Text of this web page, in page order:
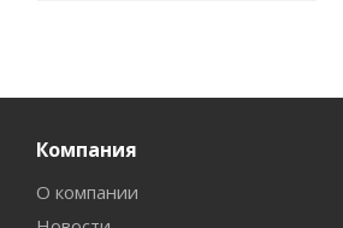
Компания
О компании